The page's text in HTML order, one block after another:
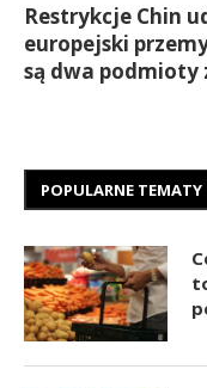
Restrykcje Chin
europejski
są dwa podmioty
POPULARNE TEMATY